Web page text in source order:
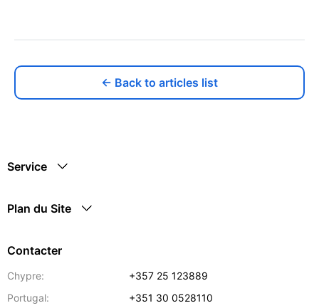
← Back to articles list
Service
Plan du Site
Contacter
Chypre:
+357 25 123889
Portugal:
+351 30 0528110